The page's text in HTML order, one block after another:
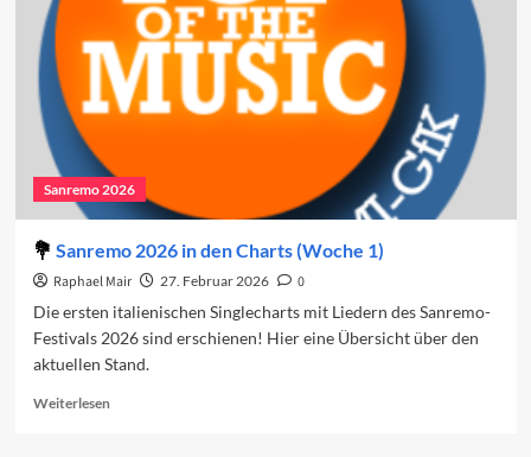
Sanremo-
Festival
Sanremo 2026
Sanremo 2026 in den Charts (Woche 1)
Raphael Mair 27. Februar 2026
0
Die ersten italienischen Singlecharts mit Liedern des Sanremo-
Festivals 2026 sind erschienen! Hier eine Übersicht über den
aktuellen Stand.
WeiterlesenRead